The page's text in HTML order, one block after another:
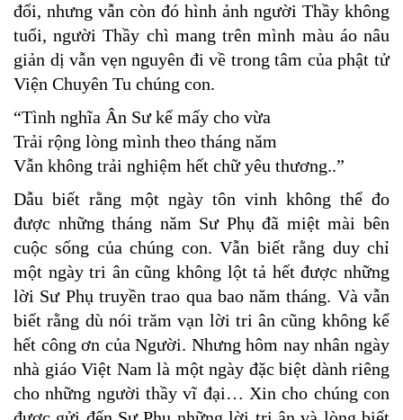
đổi, nhưng vẫn còn đó hình ảnh người Thầy không
tuổi, người Thầy chì mang trên mình màu áo nâu
giản dị vẫn vẹn nguyên đi về trong tâm của phật tử
Viện Chuyên Tu chúng con.
“Tình nghĩa Ân Sư kể mấy cho vừa
Trải rộng lòng mình theo tháng năm
Vẫn không trải nghiệm hết chữ yêu thương..”
Dẫu biết rằng một ngày tôn vinh không thể đo
được những tháng năm Sư Phụ đã miệt mài bên
cuộc sống của chúng con. Vẫn biết rằng duy chỉ
một ngày tri ân cũng không lột tả hết được những
lời Sư Phụ truyền trao qua bao năm tháng. Và vẫn
biết rằng dù nói trăm vạn lời tri ân cũng không kể
hết công ơn của Người. Nhưng hôm nay nhân ngày
nhà giáo Việt Nam là một ngày đặc biệt dành riêng
cho những người thầy vĩ đại… Xin cho chúng con